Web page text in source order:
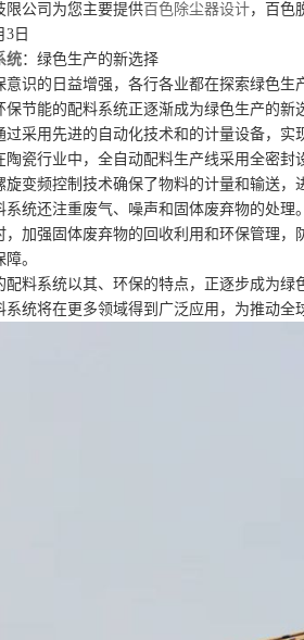
限公司为您主要提供百色除尘器设计，百色
3日
统：绿色生产的新选择
识的日益增强，各行各业都在探索绿色生
节能的配料系统正逐渐成为绿色生产的新
过采用先进的自动化技术和的计量设备，
陶瓷行业中，全自动配料生产线采用全密
变频控制技术确保了物料的计量和输送，
系统还注重废气、噪声和固体废弃物的处
，加强固体废弃物的回收利用和环保管理
。
配料系统以其、环保的特点，正逐步成为
统将在更多领域得到广泛应用，为推动全